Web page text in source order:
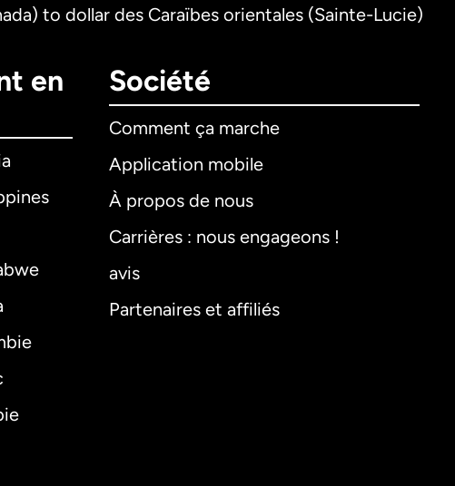
to dollar des Caraïbes orientales (Sainte-Lucie)
en
Société
Comment ça marche
Application mobile
À propos de nous
Carrières : nous engageons !
avis
Partenaires et affiliés